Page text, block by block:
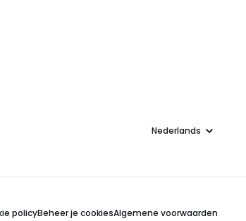
Taal
policyBeheer je cookiesAlgemene voorwaarden